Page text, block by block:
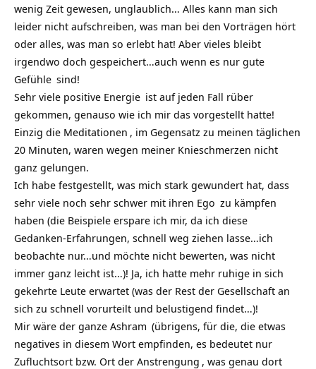
wenig Zeit gewesen, unglaublich… Alles kann man sich
leider nicht aufschreiben, was man bei den Vorträgen hört
oder alles, was man so erlebt hat! Aber vieles bleibt
irgendwo doch gespeichert…auch wenn es nur gute
Gefühle sind!
Sehr viele positive Energie ist auf jeden Fall rüber
gekommen, genauso wie ich mir das vorgestellt hatte!
Einzig die Meditationen , im Gegensatz zu meinen täglichen
20 Minuten, waren wegen meiner Knieschmerzen nicht
ganz gelungen.
Ich habe festgestellt, was mich stark gewundert hat, dass
sehr viele noch sehr schwer mit ihren Ego zu kämpfen
haben (die Beispiele erspare ich mir, da ich diese
Gedanken-Erfahrungen, schnell weg ziehen lasse…ich
beobachte nur…und möchte nicht bewerten, was nicht
immer ganz leicht ist…)! Ja, ich hatte mehr ruhige in sich
gekehrte Leute erwartet (was der Rest der Gesellschaft an
sich zu schnell vorurteilt und belustigend findet…)!
Mir wäre der ganze Ashram (übrigens, für die, die etwas
negatives in diesem Wort empfinden, es bedeutet nur
Zufluchtsort bzw. Ort der Anstrengung , was genau dort